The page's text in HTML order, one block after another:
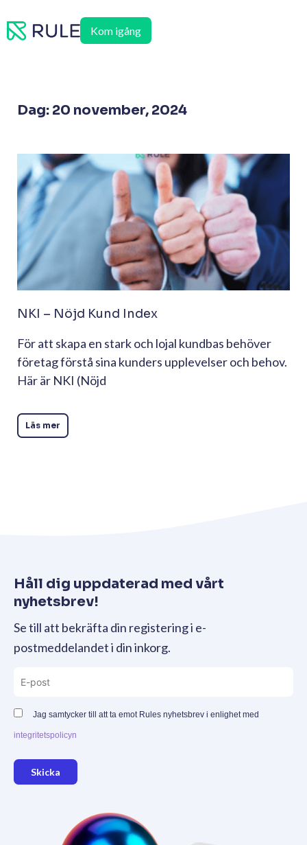
till
Kom igång
Dag: 20 november, 2024
NKI – Nöjd Kund Index
För att skapa en stark och lojal kundbas behöver
företag förstå sina kunders upplevelser och behov.
Här är NKI (Nöjd
Läs mer
Håll dig uppdaterad med vårt
nyhetsbrev!
Se till att bekräfta din registering i e-
postmeddelandet i din inkorg.
Jag samtycker till att ta emot Rules nyhetsbrev i enlighet med
integritetspolicyn
Skicka